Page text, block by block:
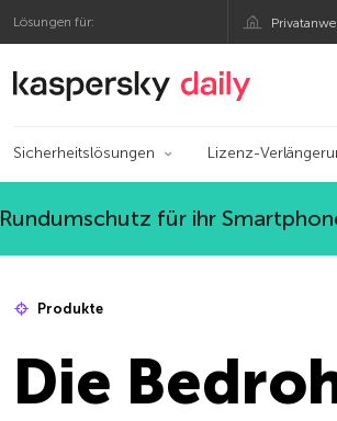
Lösungen für:
Offizieller Blog von
Sicherheitslösungen Lizenz-
Rundumschutz für ihr
Produkte
Die